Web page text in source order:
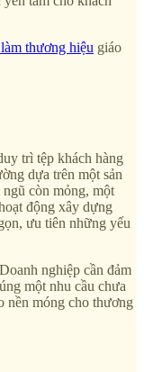
thương hiệu giáo
trì tệp khách hàng
dựa trên một sản
còn mỏng, một
động xây dựng
ưu tiên những yếu
nghiệp cần đảm
một nhu cầu chưa
nền móng cho thương